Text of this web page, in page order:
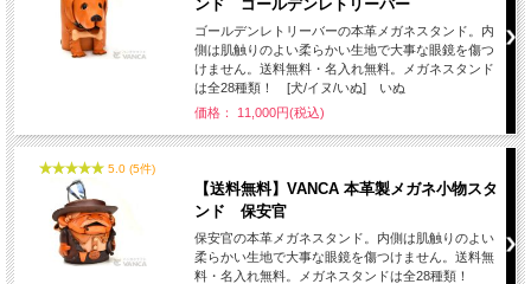
ンド ゴールデンレトリーバー
ゴールデンレトリーバーの本革メガネスタンド。内
側は肌触りのよい柔らかい生地で大事な眼鏡を傷つ
けません。送料無料・名入れ無料。メガネスタンド
は全28種類！ [犬/イヌ/いぬ] いぬ
価格： 11,000円(税込)
5.0 (5件)
【送料無料】VANCA 本革製メガネ小物スタ
ンド 保安官
保安官の本革メガネスタンド。内側は肌触りのよい
柔らかい生地で大事な眼鏡を傷つけません。送料無
料・名入れ無料。メガネスタンドは全28種類！